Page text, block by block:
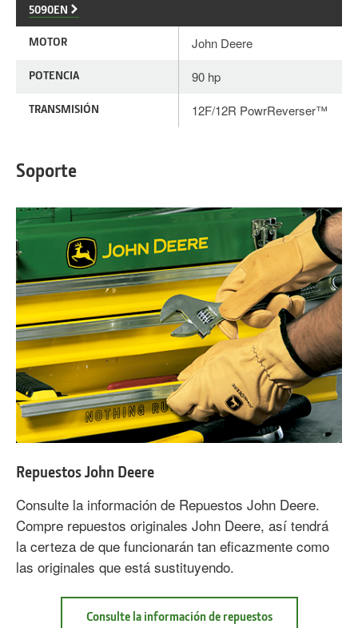
5090EN
MOTOR John Deere
POTENCIA 90 hp
TRANSMISIÓN 12F/12R PowrReverser™
Soporte
Repuestos John Deere
Consulte la información de Repuestos John Deere.
Compre repuestos originales John Deere, así tendrá
la certeza de que funcionarán tan eficazmente como
las originales que está sustituyendo.
Consulte la información de repuestos